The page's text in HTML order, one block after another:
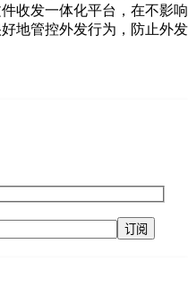
收发一体化平台，在不影响
地管控外发行为，防止外发